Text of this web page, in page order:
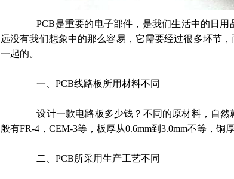
PCB是重要的电子部件，是我们生活中的日
远没有我们想象中的那么容易，它需要经过很多环节
一起的。
一、 PCB线路板所用材料不同
设计一款电路板多少钱？不同的原材料，自然
般有FR-4 ， CEM-3等，板厚从0.6mm到 3.0mm不等，铜
二、 PCB所采用生产工艺不同